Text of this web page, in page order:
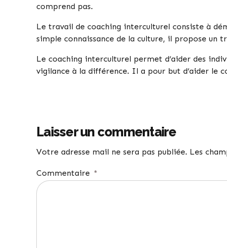
comprend pas.
Le travail de coaching interculturel consiste à
simple connaissance de la culture, il propose un
Le coaching interculturel permet d’aider des
vigilance à la différence. Il a pour but d’aider le
Laisser un commentaire
Votre adresse mail ne sera pas publiée. Les
Commentaire *